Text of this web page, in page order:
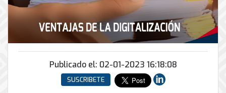
INFRAESTRUCTURA
Soporte
informático
conmutadores
IP
Inalámbricos
y
peatonal
y
Conector
de
Antispam
CiberseguridadPublicado el: 02-01-2023 16:18:08
SUSCRIBETE